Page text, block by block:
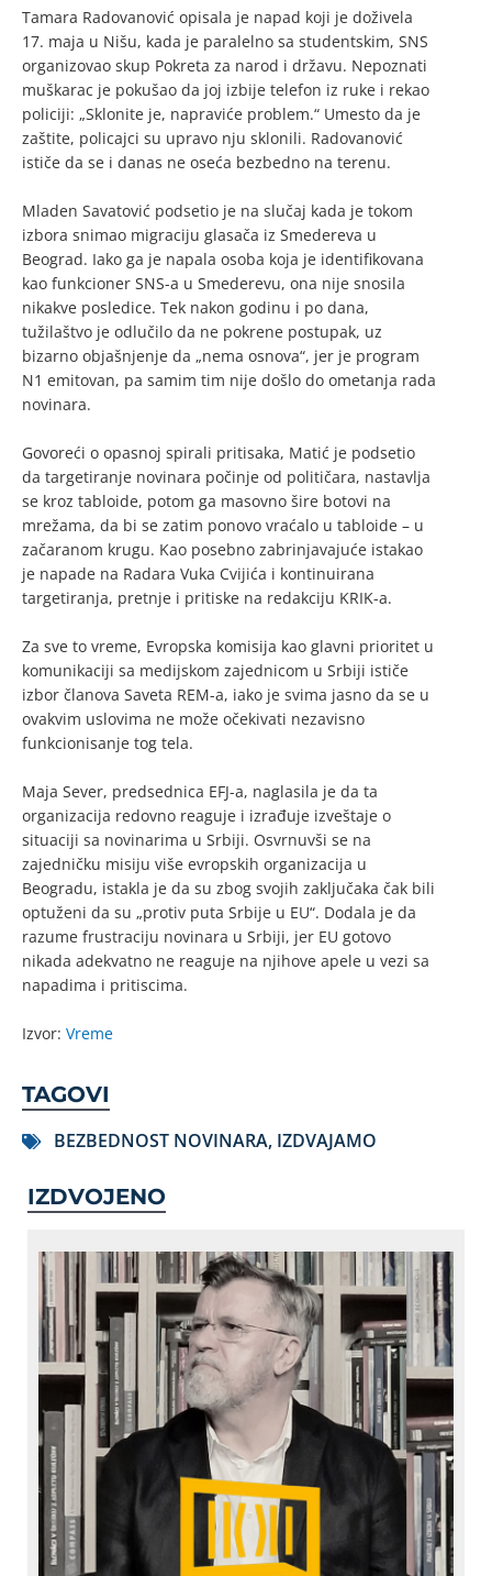
Tamara Radovanović opisala je napad koji je doživela
17. maja u Nišu, kada je paralelno sa studentskim, SNS
organizovao skup Pokreta za narod i državu. Nepoznati
muškarac je pokušao da joj izbije telefon iz ruke i rekao
policiji: „Sklonite je, napraviće problem.“ Umesto da je
zaštite, policajci su upravo nju sklonili. Radovanović
ističe da se i danas ne oseća bezbedno na terenu.
Mladen Savatović podsetio je na slučaj kada je tokom
izbora snimao migraciju glasača iz Smedereva u
Beograd. Iako ga je napala osoba koja je identifikovana
kao funkcioner SNS-a u Smederevu, ona nije snosila
nikakve posledice. Tek nakon godinu i po dana,
tužilaštvo je odlučilo da ne pokrene postupak, uz
bizarno objašnjenje da „nema osnova“, jer je program
N1 emitovan, pa samim tim nije došlo do ometanja rada
novinara.
Govoreći o opasnoj spirali pritisaka, Matić je podsetio
da targetiranje novinara počinje od političara, nastavlja
se kroz tabloide, potom ga masovno šire botovi na
mrežama, da bi se zatim ponovo vraćalo u tabloide – u
začaranom krugu. Kao posebno zabrinjavajuće istakao
je napade na Radara Vuka Cvijića i kontinuirana
targetiranja, pretnje i pritiske na redakciju KRIK-a.
Za sve to vreme, Evropska komisija kao glavni prioritet u
komunikaciji sa medijskom zajednicom u Srbiji ističe
izbor članova Saveta REM-a, iako je svima jasno da se u
ovakvim uslovima ne može očekivati nezavisno
funkcionisanje tog tela.
Maja Sever, predsednica EFJ-a, naglasila je da ta
organizacija redovno reaguje i izrađuje izveštaje o
situaciji sa novinarima u Srbiji. Osvrnuvši se na
zajedničku misiju više evropskih organizacija u
Beogradu, istakla je da su zbog svojih zaključaka čak bili
optuženi da su „protiv puta Srbije u EU“. Dodala je da
razume frustraciju novinara u Srbiji, jer EU gotovo
nikada adekvatno ne reaguje na njihove apele u vezi sa
napadima i pritiscima.
Izvor: Vreme
TAGOVI
BEZBEDNOST NOVINARA, IZDVAJAMO
IZDVOJENO